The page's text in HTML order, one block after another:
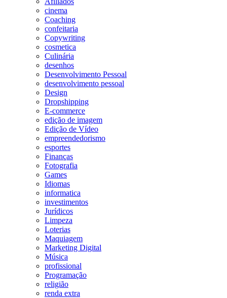
cinema
Coaching
confeitaria
Copywriting
cosmetica
Culinária
desenhos
Desenvolvimento Pessoal
desenvolvimento pessoal
Design
Dropshipping
E-commerce
edição de imagem
Edição de Vídeo
empreendedorismo
esportes
Finanças
Fotografia
Games
Idiomas
informatica
investimentos
Jurídicos
Limpeza
Loterias
Maquiagem
Marketing Digital
Música
profissional
Programação
religião
renda extra